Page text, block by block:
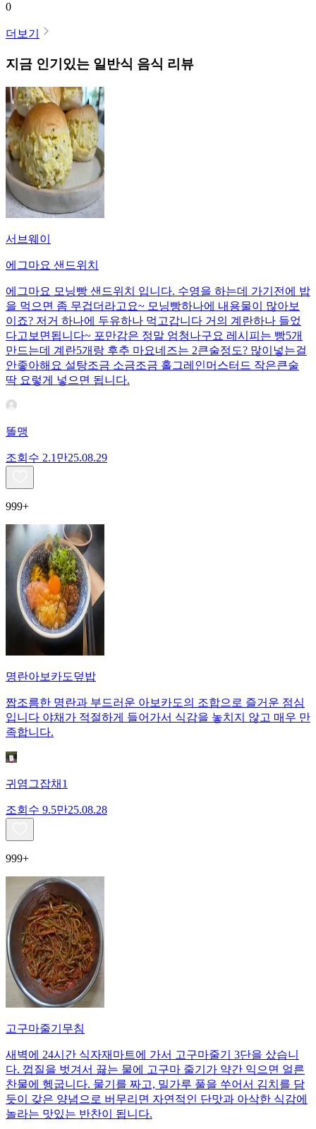
0
더보기
지금 인기있는 일반식 음식 리뷰
서브웨이
에그마요 샌드위치
에그마요 모닝빵 샌드위치 입니다. 수영을 하는데 가기전에 밥
을 먹으면 좀 무겁더라고요~ 모닝빵하나에 내용물이 많아보
이죠? 저거 하나에 두유하나 먹고갑니다 거의 계란하나 들었
다고보면됩니다~ 포만감은 정말 엄청나구요 레시피는 빵5개
만드는데 계란5개랑 후추 마요네즈는 2큰술정도? 많이넣는걸
안좋아해요 설탕조금 소금조금 홀그레인머스터드 작은큰술
딱 요렇게 넣으면 됩니다.
똘맹
조회수 2.1만25.08.29
999+
명란아보카도덮밥
짭조름한 명란과 부드러운 아보카도의 조합으로 즐거운 점심
입니다 야채가 적절하게 들어가서 식감을 놓치지 않고 매우 만
족합니다.
귀염그잡채1
조회수 9.5만25.08.28
999+
고구마줄기무침
새벽에 24시간 식자재마트에 가서 고구마줄기 3단을 샀습니
다. 껍질을 벗겨서 끓는 물에 고구마 줄기가 약간 익으면 얼른
찬물에 헹굽니다. 물기를 짜고, 밀가루 풀을 쑤어서 김치를 담
듯이 갖은 양념으로 버무리면 자연적인 단맛과 아삭한 식감에
놀라는 맛있는 반찬이 됩니다.